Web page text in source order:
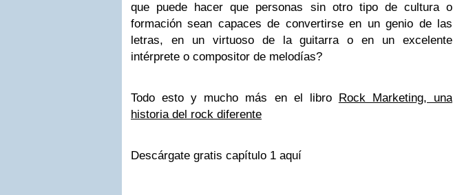
que puede hacer que personas sin otro tipo de cultura o
formación sean capaces de convertirse en un genio de las
letras, en un virtuoso de la guitarra o en un excelente
intérprete o compositor de melodías?
Todo esto y mucho más en el libro Rock Marketing, una
historia del rock diferente
Descárgate gratis capítulo 1 aquí